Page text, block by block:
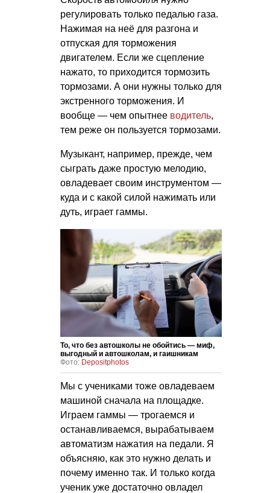
регулировать только педалью газа.
Нажимая на неё для разгона и
отпуская для торможения
двигателем. Если же сцепление
нажато, то приходится тормозить
тормозами. А они нужны только для
экстренного торможения. И
вообще — чем опытнее водитель,
тем реже он пользуется тормозами.
Музыкант, например, прежде, чем
сыграть даже простую мелодию,
овладевает своим инструментом —
куда и с какой силой нажимать или
дуть, играет гаммы.
То, что без автошколы не обойтись — миф,
выгодный и автошколам, и гаишникам
Фото: Depositphotos
Мы с учениками тоже овладеваем
машиной сначала на площадке.
Играем гаммы — трогаемся и
останавливаемся, вырабатываем
автоматизм нажатия на педали. Я
объясняю, как это нужно делать и
почему именно так. И только когда
ученик уже достаточно овладел